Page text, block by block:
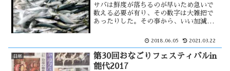
サバは鮮度が落ちるのが早いため急いで
数える必要が有り、その数字は大雑把で
あったりした。その事から、いい加減な
す。先日、詐欺師・山辺節子の事がテレ
だったが、38歳で通していた・・
2018.06.05 2021.03.22
日常
第30回おなごりフェスティバルin
能代2017